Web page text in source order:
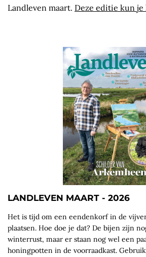
Landleven maart. Deze editie kun je
LANDLEVEN MAART - 2026
Het is tijd om een eendenkorf in de
plaatsen. Hoe doe je dat? De bijen zijn
winterrust, maar er staan nog wel een
honingpotten in de voorraadkast.